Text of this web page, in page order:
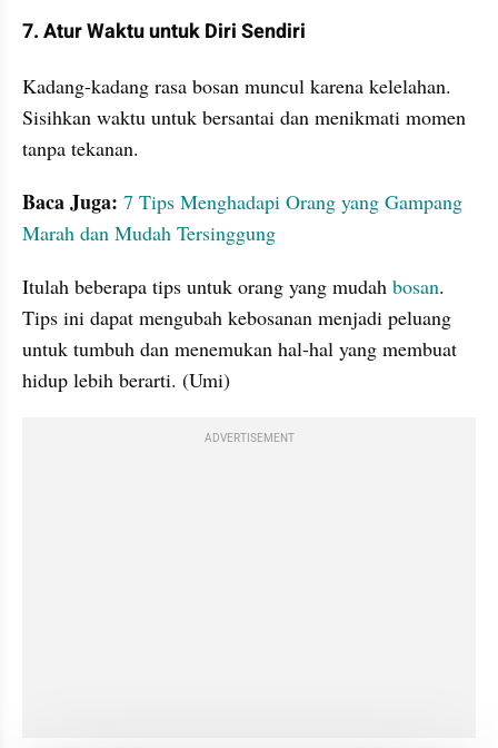
7. Atur Waktu untuk Diri Sendiri
Kadang-kadang rasa bosan muncul karena kelelahan.
Sisihkan waktu untuk bersantai dan menikmati momen
tanpa tekanan.
Baca Juga: 7 Tips Menghadapi Orang yang Gampang
Marah dan Mudah Tersinggung
Itulah beberapa tips untuk orang yang mudah bosan.
Tips ini dapat mengubah kebosanan menjadi peluang
untuk tumbuh dan menemukan hal-hal yang membuat
hidup lebih berarti. (Umi)
ADVERTISEMENT